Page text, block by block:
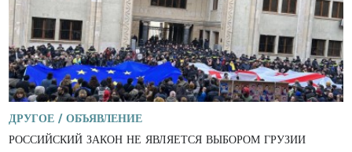
ДРУГОЕ / ОБЪЯВЛЕНИЕ
РОССИЙСКИЙ ЗАКОН НЕ ЯВЛЯЕТСЯ ВЫБОРОМ ГРУЗИИ